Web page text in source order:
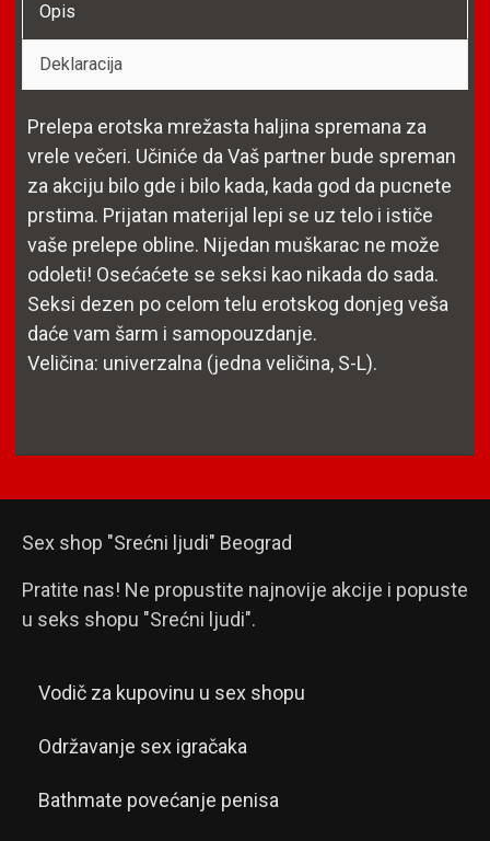
Opis
Deklaracija
Prelepa erotska mrežasta haljina spremana za
vrele večeri. Učiniće da Vaš partner bude spreman
za akciju bilo gde i bilo kada, kada god da pucnete
prstima. Prijatan materijal lepi se uz telo i ističe
vaše prelepe obline. Nijedan muškarac ne može
odoleti! Osećaćete se seksi kao nikada do sada.
Seksi dezen po celom telu erotskog donjeg veša
daće vam šarm i samopouzdanje.
Veličina: univerzalna (jedna veličina, S-L).
Sex shop "Srećni ljudi" Beograd
Pratite nas! Ne propustite najnovije akcije i popuste
u seks shopu "Srećni ljudi".
Vodič za kupovinu u sex shopu
Održavanje sex igračaka
Bathmate povećanje penisa